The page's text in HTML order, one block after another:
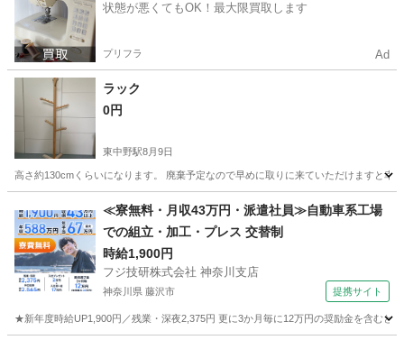
状態が悪くてもOK！最大限買取します
プリフラ Ad
ラック
0円
東中野駅8月9日
高さ約130cmくらいになります。 廃棄予定なので早めに取りに来ていただけますと幸
東中野駅 収納家具 ラック
≪寮無料・月収43万円・派遣社員≫自動車系工場
での組立・加工・プレス 交替制
時給1,900円
フジ技研株式会社 神奈川支店
神奈川県 藤沢市 提携サイト
★新年度時給UP1,900円／残業・深夜2,375円 更に3か月毎に12万円の奨励金を含む